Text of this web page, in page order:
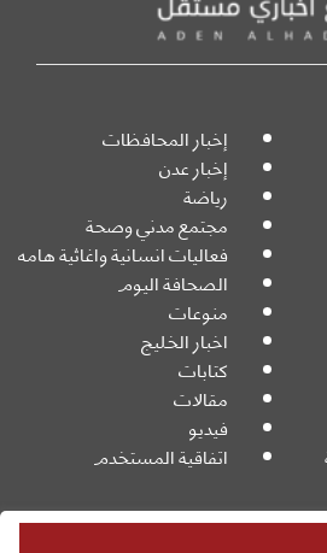
إخبار المحافظات
إخبار عدن
رياضة
مجتمع مدني وصحة
فعاليات انسانية واغاثية هامه
الصحافة اليوم
منوعات
اخبار الخليج
كتابات
مقالات
فيديو
اتفاقية المستخدم